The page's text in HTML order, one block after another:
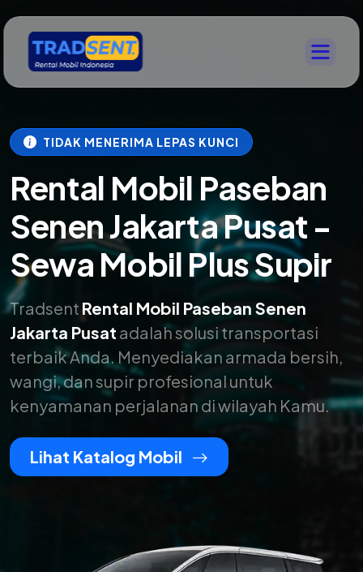
TIDAK MENERIMA LEPAS KUNCI
Rental Mobil Paseban
Senen Jakarta Pusat -
Sewa Mobil Plus Supir
Tradsent Rental Mobil Paseban Senen
Jakarta Pusat adalah solusi transportasi
terbaik Anda. Menyediakan armada bersih,
wangi, dan supir profesional untuk
kenyamanan perjalanan di wilayah Kamu.
Lihat Katalog Mobil